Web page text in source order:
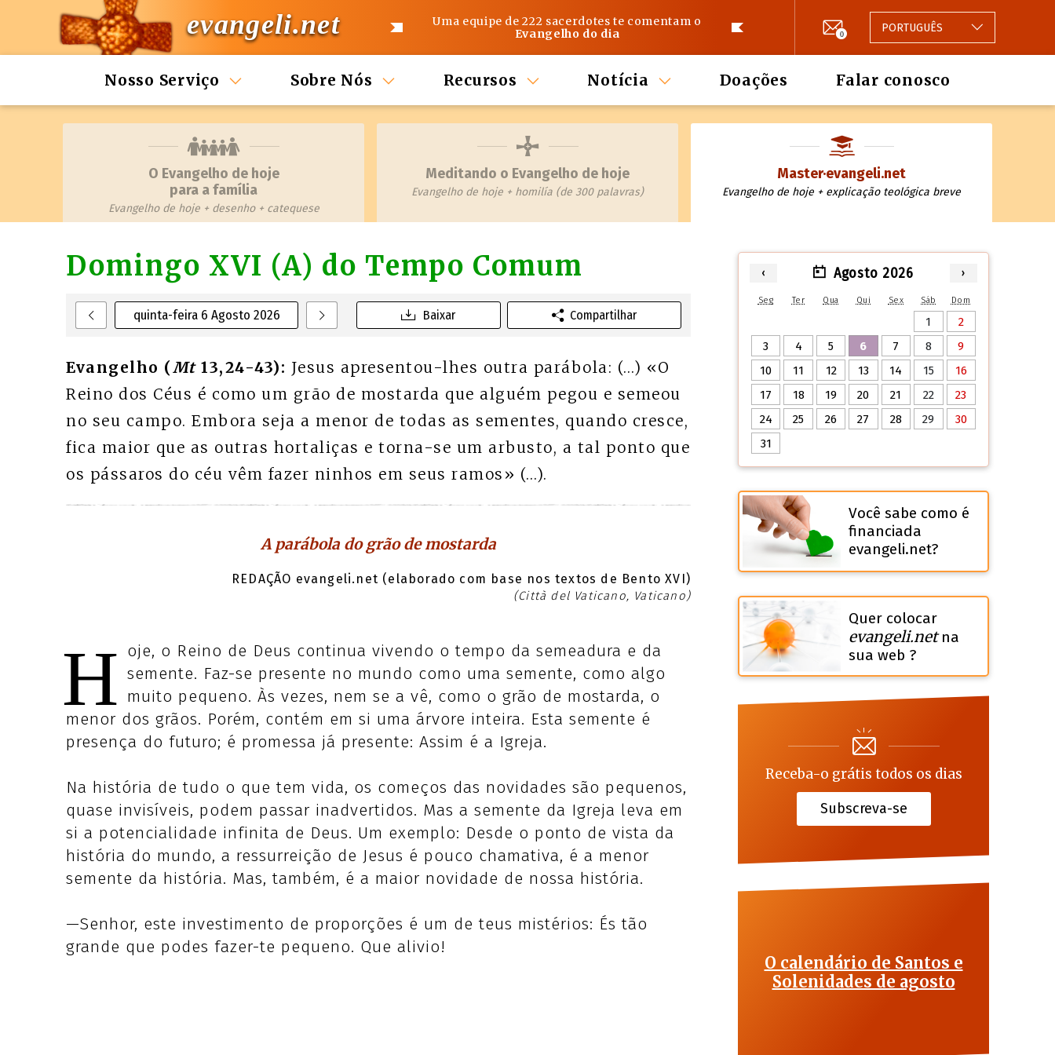
evangeli.net
Uma equipe de 222 sacerdotes te comentam o
Evangelho do dia
0 PORTUGUÊS
Nosso Serviço Sobre Nós Recursos Notícia Doações Falar conosco
O Evangelho de hoje
para a família
Evangelho de hoje + desenho + catequese
Meditando o Evangelho de hoje
Evangelho de hoje + homilía (de 300 palavras)
Master·evangeli.net
Evangelho de hoje + explicação teológica breve
quinta-feira 6 Agosto 2026
Domingo XVI (A) do Tempo Comum
Baixar Compartilhar
Evangelho (Mt13,24-43): Jesus apresentou-lhes outra parábola: (…) «O
Reino dos Céus é como um grão de mostarda que alguém pegou e semeou
no seu campo. Embora seja a menor de todas as sementes, quando cresce,
fica maior que as outras hortaliças e torna-se um arbusto, a tal ponto que
os pássaros do céu vêm fazer ninhos em seus ramos» (…).
A parábola do grão de mostarda
REDAÇÃO evangeli.net (elaborado com base nos textos de Bento XVI)
(Città del Vaticano, Vaticano)
H oje, o Reino de Deus continua vivendo o tempo da semeadura e da
semente. Faz-se presente no mundo como uma semente, como algo
muito pequeno. Às vezes, nem se a vê, como o grão de mostarda, o
menor dos grãos. Porém, contém em si uma árvore inteira. Esta semente é
presença do futuro; é promessa já presente: Assim é a Igreja.
Na história de tudo o que tem vida, os começos das novidades são pequenos,
quase invisíveis, podem passar inadvertidos. Mas a semente da Igreja leva em
si a potencialidade infinita de Deus. Um exemplo: Desde o ponto de vista da
história do mundo, a ressurreição de Jesus é pouco chamativa, é a menor
semente da história. Mas, também, é a maior novidade de nossa história.
—Senhor, este investimento de proporções é um de teus mistérios: És tão
grande que podes fazer-te pequeno. Que alivio!
‹ Agosto 2026 ›
Seg Ter Qua Qui Sex Sáb Dom
1
2
3
4 5 6 7 8
9
10
11 12 13 14 15
16
17
18 19 20 21 22
23
24
25 26 27 28 29
30
31
Você sabe como é
financiada
evangeli.net?
Quer colocar
evangeli.netna
sua web ?
Receba-o grátis todos os dias
Subscreva-se
O calendário de Santos e
Solenidades de agosto